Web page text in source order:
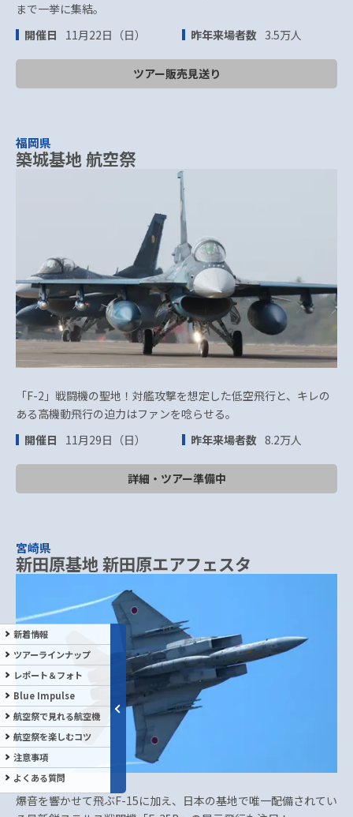
新着情報
ツアーラインナップ
レポート＆フォト
Blue Impulse
航空祭で見れる航空機
航空祭を楽しむコツ
注意事項
よくある質問
まで一挙に集結。
開催日
11月22日（日） 昨年来場者数 3.5万人
ツアー販売見送り
福岡県
築城基地 航空祭
「F-2」戦闘機の聖地！対艦攻撃を想定した低空飛行と、キレの
ある高機動飛行の迫力はファンを唸らせる。
開催日
11月29日（日） 昨年来場者数 8.2万人
詳細・ツアー準備中
宮崎県
新田原基地 新田原エアフェスタ
爆音を響かせて飛ぶF-15に加え、日本の基地で唯一配備されてい